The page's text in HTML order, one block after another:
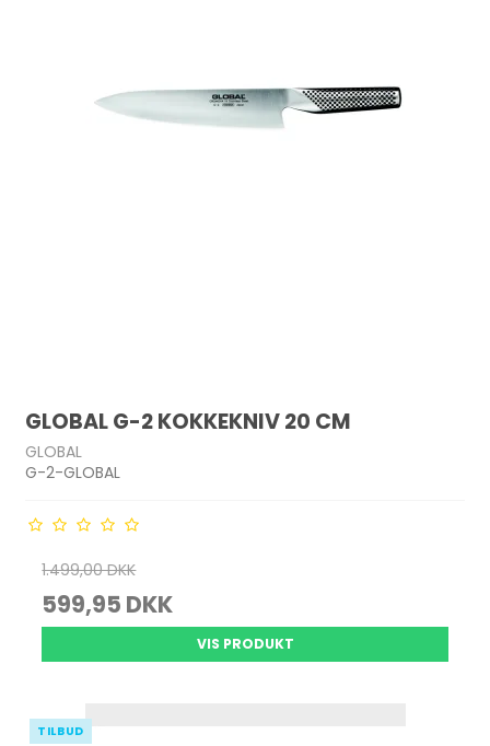
GLOBAL G-2 KOKKEKNIV 20 CM
GLOBAL
G-2-GLOBAL
1.499,00 DKK
599,95 DKK
VIS PRODUKT
TILBUD